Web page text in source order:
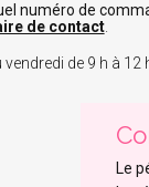
numéro de
de contact.
de 9 h à 12
Le